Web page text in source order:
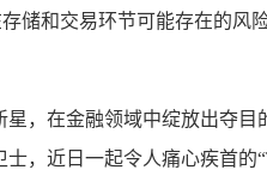
储和交易环节可能存在的
，在金融领域中绽放出夺
，近日一起令人痛心疾首